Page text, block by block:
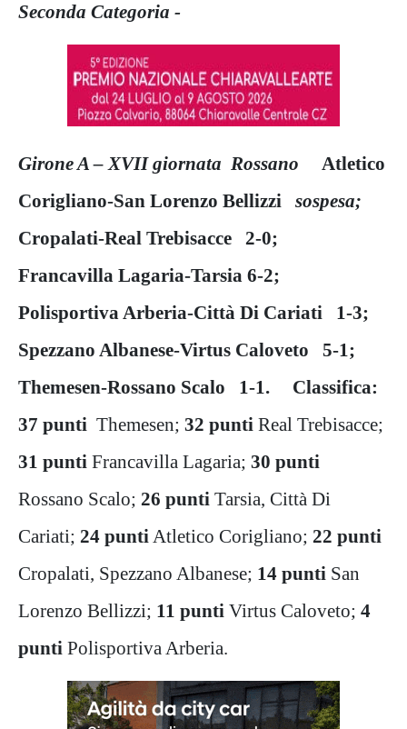
Seconda Categoria -
Girone A – XVII giornata Rossano Atletico
Corigliano-San Lorenzo Bellizzi sospesa;
Cropalati-Real Trebisacce 2-0;
Francavilla Lagaria-Tarsia 6-2;
Polisportiva Arberia-Città Di Cariati 1-3;
Spezzano Albanese-Virtus Caloveto 5-1;
Themesen-Rossano Scalo 1-1. Classifica:
37 punti Themesen; 32 punti Real Trebisacce;
31 punti Francavilla Lagaria; 30 punti
Rossano Scalo; 26 punti Tarsia, Città Di
Cariati; 24 punti Atletico Corigliano; 22 punti
Cropalati, Spezzano Albanese; 14 punti San
Lorenzo Bellizzi; 11 punti Virtus Caloveto; 4
punti Polisportiva Arberia.